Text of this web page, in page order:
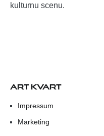
kulturnu scenu.
ART KVART
Impressum
Marketing